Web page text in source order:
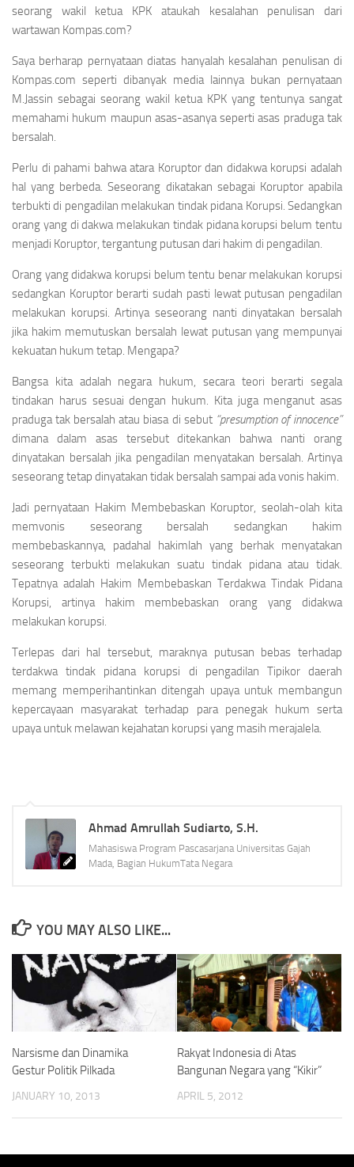
seorang wakil ketua KPK ataukah kesalahan penulisan dari
wartawan Kompas.com?
Saya berharap pernyataan diatas hanyalah kesalahan penulisan di
Kompas.com seperti dibanyak media lainnya bukan pernyataan
M.Jassin sebagai seorang wakil ketua KPK yang tentunya sangat
memahami hukum maupun asas-asanya seperti asas praduga tak
bersalah.
Perlu di pahami bahwa atara Koruptor dan didakwa korupsi adalah
hal yang berbeda. Seseorang dikatakan sebagai Koruptor apabila
terbukti di pengadilan melakukan tindak pidana Korupsi. Sedangkan
orang yang di dakwa melakukan tindak pidana korupsi belum tentu
menjadi Koruptor, tergantung putusan dari hakim di pengadilan.
Orang yang didakwa korupsi belum tentu benar melakukan korupsi
sedangkan Koruptor berarti sudah pasti lewat putusan pengadilan
melakukan korupsi. Artinya seseorang nanti dinyatakan bersalah
jika hakim memutuskan bersalah lewat putusan yang mempunyai
kekuatan hukum tetap. Mengapa?
Bangsa kita adalah negara hukum, secara teori berarti segala
tindakan harus sesuai dengan hukum. Kita juga menganut asas
praduga tak bersalah atau biasa di sebut “presumption of innocence”
dimana dalam asas tersebut ditekankan bahwa nanti orang
dinyatakan bersalah jika pengadilan menyatakan bersalah. Artinya
seseorang tetap dinyatakan tidak bersalah sampai ada vonis hakim.
Jadi pernyataan Hakim Membebaskan Koruptor, seolah-olah kita
memvonis seseorang bersalah sedangkan hakim
membebaskannya, padahal hakimlah yang berhak menyatakan
seseorang terbukti melakukan suatu tindak pidana atau tidak.
Tepatnya adalah Hakim Membebaskan Terdakwa Tindak Pidana
Korupsi, artinya hakim membebaskan orang yang didakwa
melakukan korupsi.
Terlepas dari hal tersebut, maraknya putusan bebas terhadap
terdakwa tindak pidana korupsi di pengadilan Tipikor daerah
memang memperihantinkan ditengah upaya untuk membangun
kepercayaan masyarakat terhadap para penegak hukum serta
upaya untuk melawan kejahatan korupsi yang masih merajalela.
Ahmad Amrullah Sudiarto, S.H.
Mahasiswa Program Pascasarjana Universitas Gajah
Mada, Bagian HukumTata Negara
YOU MAY ALSO LIKE...
Narsisme dan Dinamika
Gestur Politik Pilkada
JANUARY 10, 2013
Rakyat Indonesia di Atas
Bangunan Negara yang “Kikir”
APRIL 5, 2012